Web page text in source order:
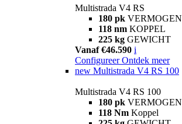
Multistrada V4 RS
180 pk VERMOGEN
118 nm KOPPEL
225 kg GEWICHT
Vanaf €46.590 i
Configureer Ontdek meer
new Multistrada V4 RS 100
Multistrada V4 RS 100
180 pk VERMOGEN
118 Nm Koppel